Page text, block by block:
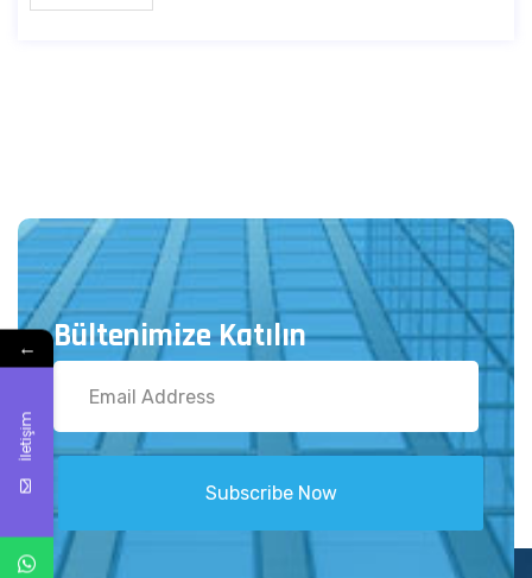
Bültenimize Katılın
Subscribe Now
←
İletişim